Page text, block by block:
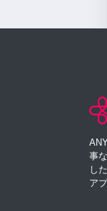
事
し
ア